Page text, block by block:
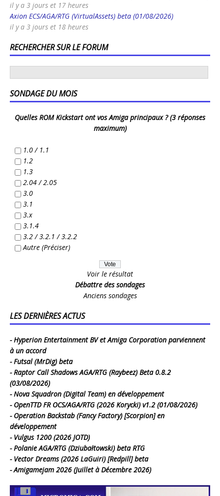
il y a 3 jours et 17 heures
Axion ECS/AGA/RTG (VirtualAssets) beta (01/08/2026)
il y a 3 jours et 18 heures
RECHERCHER SUR LE FORUM
SONDAGE DU MOIS
Quelles ROM Kickstart ont vos Amiga principaux ? (3 réponses
maximum)
1.0 / 1.1
1.2
1.3
2.04 / 2.05
3.0
3.1
3.x
3.1.4
3.2 / 3.2.1 / 3.2.2
Autre (Préciser)
Voir le résultat
Débattre des sondages
Anciens sondages
LES DERNIÈRES ACTUS
Hyperion Entertainment BV et Amiga Corporation parviennent
à un accord
Futsal (MrDig) beta
Raptor Call Shadows AGA/RTG (Raybeez) Beta 0.8.2
(03/08/2026)
Nova Squadron (Digital Team) en développement
OpenTTD FR OCS/AGA/RTG (2026 Korycki) v1.2 (01/08/2026)
Operation Backstab (Fancy Factory) [Scorpion] en
développement
Vulgus 1200 (2026 JOTD)
Polanie AGA/RTG (Dziubałtowski) beta RTG
Vector Dreams (2026 LaGuiri) [Redpill] beta
Amigamejam 2026 (Juillet à Décembre 2026)